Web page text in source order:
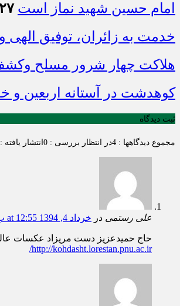
امام حسین شهید نماز است ۲۷ تیر ۱۴۰۵ - ۲۱:۲۲
خدمت به زائران، توفیق
هلاکت چهار شرور مسلح وکشف ۷۰۰ کیلوگرم مواد
کوهدشت در آستانه اربعین و
ثبت دیدگاه
مجموع دیدگاهها : 4 در انتظار بررسی : 0 انتشار یافته : 4
علی رستمی در خرداد 4, 1394 at 12:55 ب.ظ
حاج حمیدعزیز دست مریزاد عکسات
http://kohdasht.lorestan.pnu.ac.ir/